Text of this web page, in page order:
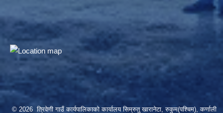
© 2026 त्रिवेणी गाउँ कार्यपालिकाको कार्यालय सिम्रुतु खारानेटा, रुकुम(पश्‍चिम), कर्णाली